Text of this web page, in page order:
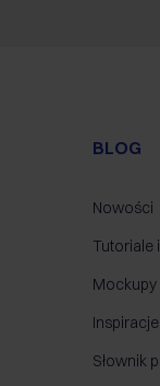
BLOG
Nowości
Tutoriale
Mockupy
Inspiracje
Słownik